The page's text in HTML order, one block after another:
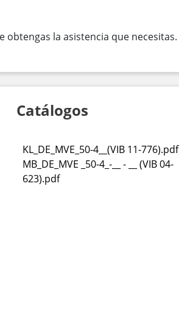
la asistencia que necesitas.
Catálogos
KL_DE_MVE_50-4__(VIB 11-776).pdf
MB_DE_MVE _50-4_-__ - __ (VIB 04-
623).pdf